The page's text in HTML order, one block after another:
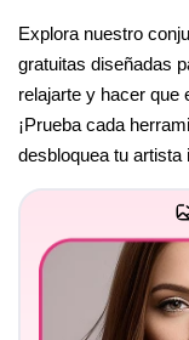
Explora nuestro
gratuitas diseñadas
relajarte y hacer que
¡Prueba cada
desbloquea tu